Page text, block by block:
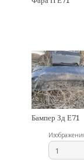
Бампер Зд Е71